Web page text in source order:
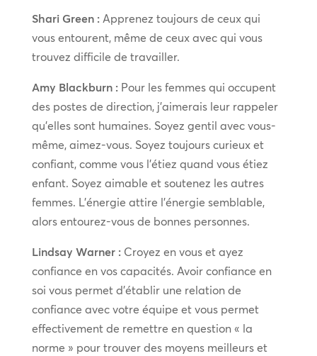
Shari Green :Apprenez toujours de ceux qui
vous entourent, même de ceux avec qui vous
trouvez difficile de travailler.
Amy Blackburn :Pour les femmes qui occupent
des postes de direction, j’aimerais leur rappeler
qu’elles sont humaines. Soyez gentil avec vous-
même, aimez-vous. Soyez toujours curieux et
confiant, comme vous l’étiez quand vous étiez
enfant. Soyez aimable et soutenez les autres
femmes. L’énergie attire l’énergie semblable,
alors entourez-vous de bonnes personnes.
Lindsay Warner :Croyez en vous et ayez
confiance en vos capacités. Avoir confiance en
soi vous permet d’établir une relation de
confiance avec votre équipe et vous permet
effectivement de remettre en question « la
norme » pour trouver des moyens meilleurs et